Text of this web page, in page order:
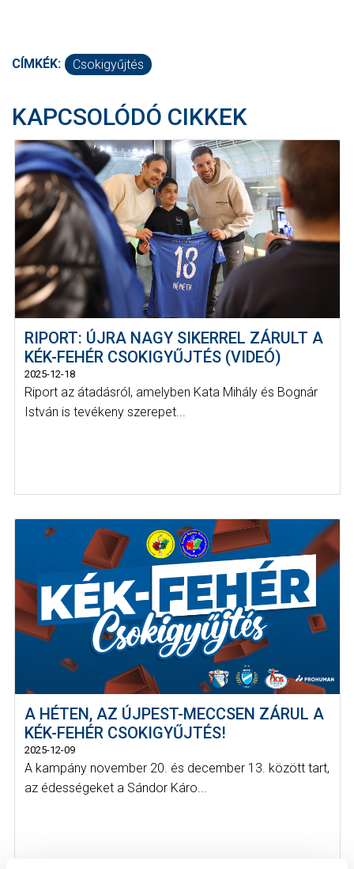
CÍMKÉK: Csokigyűjtés
KAPCSOLÓDÓ CIKKEK
RIPORT: ÚJRA NAGY SIKERREL ZÁRULT A
KÉK-FEHÉR CSOKIGYŰJTÉS (VIDEÓ)
2025-12-18
Riport az átadásról, amelyben Kata Mihály és Bognár
István is tevékeny szerepet...
A HÉTEN, AZ ÚJPEST-MECCSEN ZÁRUL A
KÉK-FEHÉR CSOKIGYŰJTÉS!
2025-12-09
A kampány november 20. és december 13. között tart,
az édességeket a Sándor Káro...